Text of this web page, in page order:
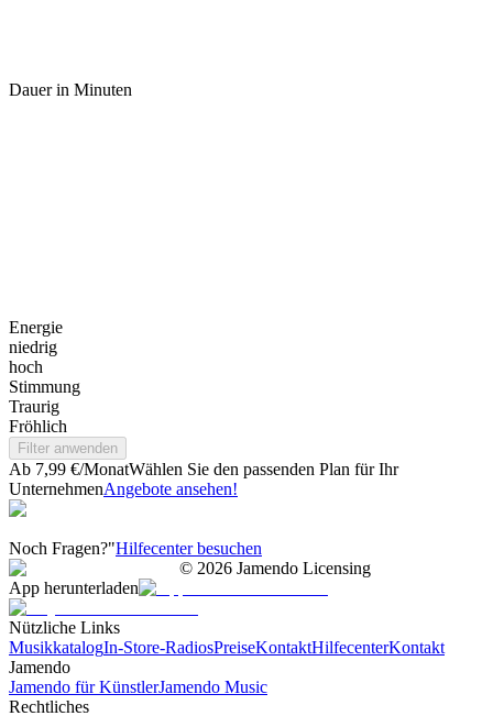
Dauer in Minuten
Energie
niedrig
hoch
Stimmung
Traurig
Fröhlich
Filter anwenden
Ab 7,99 €/MonatWählen Sie den passenden Plan für Ihr
UnternehmenAngebote ansehen!
Noch Fragen?"Hilfecenter besuchen
© 2026 Jamendo Licensing
App herunterladen
Nützliche Links
MusikkatalogIn-Store-RadiosPreiseKontaktHilfecenterKontakt
Jamendo
Jamendo für KünstlerJamendo Music
Rechtliches